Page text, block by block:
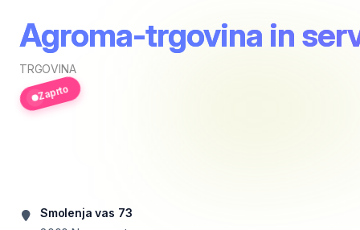
Agroma-trgovina in
TRGOVINA
Zaprto
Smolenja vas 73